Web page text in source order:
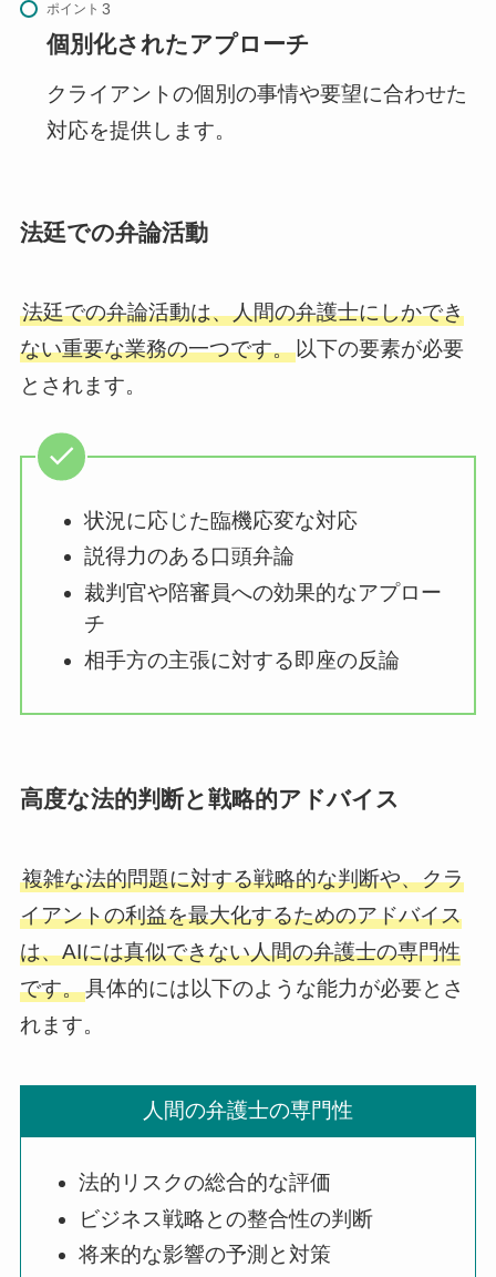
ポイント
個別化されたアプローチ
クライアントの個別の事情や要望に合わせた
対応を提供します。
法廷での弁論活動
法廷での弁論活動は、人間の弁護士にしかでき
ない重要な業務の一つです。以下の要素が必要
とされます。
状況に応じた臨機応変な対応
説得力のある口頭弁論
裁判官や陪審員への効果的なアプロー
チ
相手方の主張に対する即座の反論
高度な法的判断と戦略的アドバイス
複雑な法的問題に対する戦略的な判断や、クラ
イアントの利益を最大化するためのアドバイス
は、AIには真似できない人間の弁護士の専門性
です。具体的には以下のような能力が必要とさ
れます。
人間の弁護士の専門性
法的リスクの総合的な評価
ビジネス戦略との整合性の判断
将来的な影響の予測と対策